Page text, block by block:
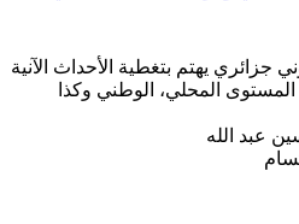
جزائري يهتم بتغطية الأحداث الآنية
المستوى المحلي، الوطني وكذا
عبد الله